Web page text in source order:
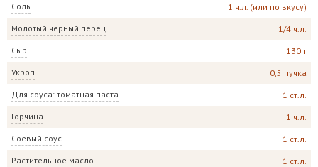
Соль 1 ч.л. (или по вкусу)
Молотый черный перец 1/4 ч.л.
Сыр 130 г
Укроп 0,5 пучка
Для соуса: томатная паста 1 ст.л.
Горчица 1 ч.л.
Соевый соус 1 ст.л.
Растительное масло 1 ст.л.